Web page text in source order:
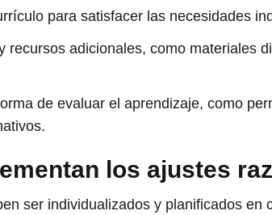
para satisfacer las necesidades
recursos adicionales, como materiales
de evaluar el aprendizaje, como
los ajustes
ser individualizados y planificados en